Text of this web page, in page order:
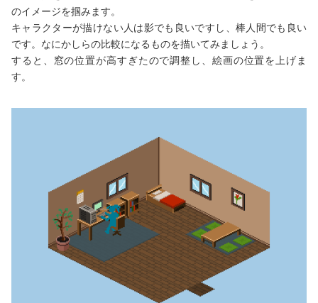
のイメージを掴みます。
キャラクターが描けない人は影でも良いですし、棒人間でも良い
です。なにかしらの比較になるものを描いてみましょう。
すると、窓の位置が高すぎたので調整し、絵画の位置を上げま
す。